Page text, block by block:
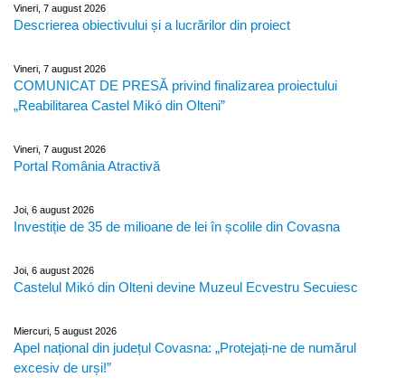
Vineri, 7 august 2026
Descrierea obiectivului și a lucrărilor din proiect
Vineri, 7 august 2026
COMUNICAT DE PRESĂ privind finalizarea proiectului
„Reabilitarea Castel Mikó din Olteni”
Vineri, 7 august 2026
Portal România Atractivă
Joi, 6 august 2026
Investiție de 35 de milioane de lei în școlile din Covasna
Joi, 6 august 2026
Castelul Mikó din Olteni devine Muzeul Ecvestru Secuiesc
Miercuri, 5 august 2026
Apel național din județul Covasna: „Protejați-ne de numărul
excesiv de urși!”